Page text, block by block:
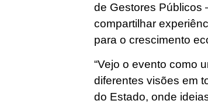
de Gestores Públicos
compartilhar
para o crescimento
“Vejo o evento como
diferentes visões em
do Estado, onde